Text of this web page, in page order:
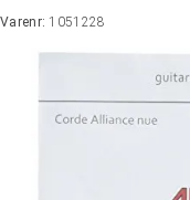
Varenr:1051228